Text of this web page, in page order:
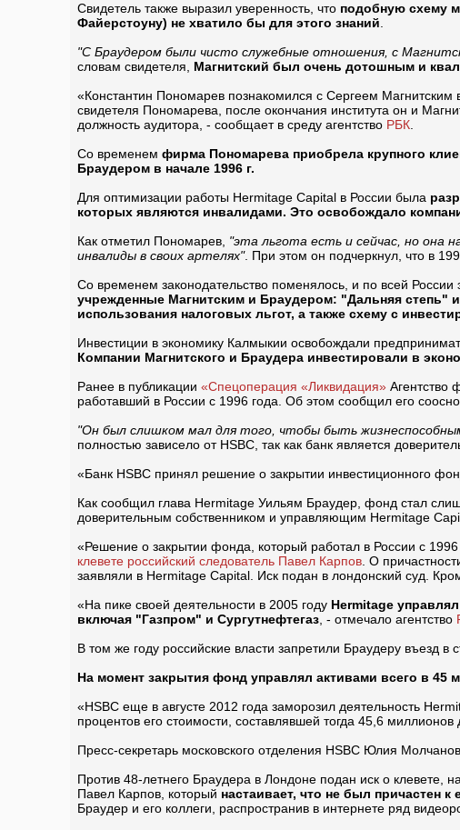
Свидетель также выразил уверенность, что подобную схему
Файерстоуну) не хватило бы для этого знаний
"С Браудером были чисто служебные отношения, с
словам свидетеля, Магнитский был очень дотошным и
«Константин Пономарев познакомился с Сергеем Магнитским
свидетеля Пономарева, после окончания института он и
должность аудитора, - сообщает в среду агентство РБК
Со временем фирма Пономарева приобрела крупного
Браудером в начале 1996 г.
Для оптимизации работы Hermitage Capital в России была
которых являются инвалидами. Это освобождало
Как отметил Пономарев, "эта льгота есть и сейчас, но она
инвалиды в своих артелях". При этом он подчеркнул, что в
Со временем законодательство поменялось, и по всей
учрежденные Магнитским и Браудером: "Дальняя степь"
использования налоговых льгот, а также схему с
Инвестиции в экономику Калмыкии освобождали
Компании Магнитского и Браудера инвестировали в
Ранее в публикации «Спецоперация «Ликвидация» Агентство
работавший в России с 1996 года. Об этом сообщил его
"Он был слишком мал для того, чтобы быть
полностью зависело от HSBC, так как банк является
«Банк HSBC принял решение о закрытии инвестиционного
Как сообщил глава Hermitage Уильям Браудер, фонд стал
доверительным собственником и управляющим Hermitage
«Решение о закрытии фонда, который работал в России с
клевете российский следователь Павел Карпов . О
заявляли в Hermitage Capital. Иск подан в лондонский суд.
«На пике своей деятельности в 2005 году Hermitage
включая "Газпром" и Сургутнефтегаз , - отмечало агентство
В том же году российские власти запретили Браудеру въезд в
На момент закрытия фонд управлял активами всего в 45
«HSBC еще в августе 2012 года заморозил деятельность
процентов его стоимости, составлявшей тогда 45,6
Пресс-секретарь московского отделения HSBC Юлия
Против 48-летнего Браудера в Лондоне подан иск о клевете,
Павел Карпов, который настаивает, что не был причастен
Браудер и его коллеги, распространив в интернете ряд